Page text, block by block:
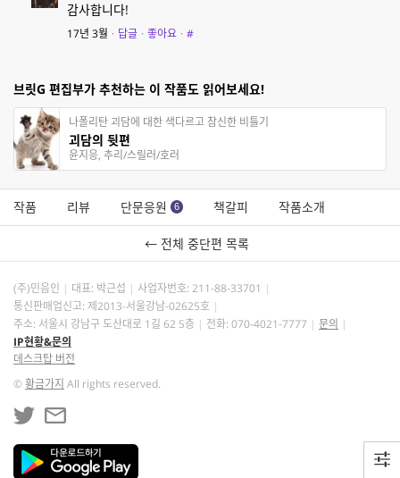
감사합니다!
17년 3월 · 답글 · 좋아요 · #
브릿G 편집부가 추천하는 이 작품도 읽어보세요!
나폴리탄 괴담에 대한 색다르고 참신한 비틀기
괴담의 뒷편
윤지응, 추리/스릴러/호러
작품 리뷰 단문응원 6 책갈피 작품소개
← 전체 중단편 목록
(주)민음인 대표: 박근섭 사업자번호: 211-88-33701
통신판매업신고: 제2013-서울강남-02625호
주소: 서울시 강남구 도산대로 1길 62 5층
전화: 070-4021-7777
문의
IP현황&문의
데스크탑 버전
©황금가지 All rights reserved.